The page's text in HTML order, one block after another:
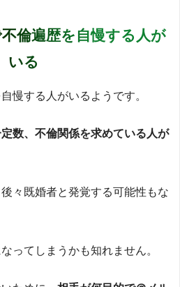
倫遍歴を自慢する人が
いる
慢する人がいるようです。
数、不倫関係を求めている人が
々既婚者と発覚する可能性もな
ってしまうかも知れません。